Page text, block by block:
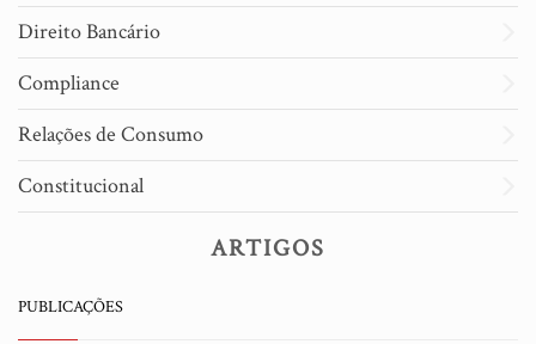
Direito Bancário
Compliance
Relações de Consumo
Constitucional
ARTIGOS
PUBLICAÇÕES